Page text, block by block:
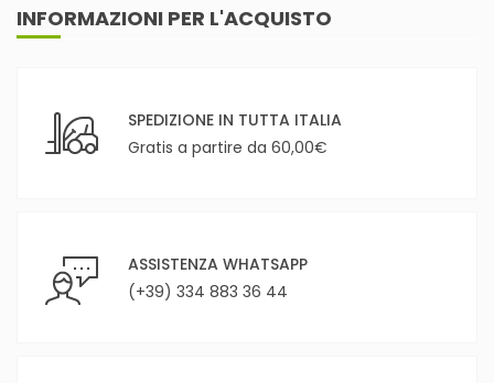
INFORMAZIONI PER L'ACQUISTO
SPEDIZIONE IN TUTTA ITALIA
Gratis a partire da 60,00€
ASSISTENZA WHATSAPP
(+39) 334 883 36 44